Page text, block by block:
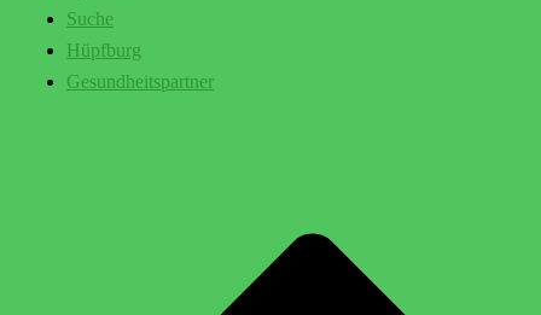
Suche
Hüpfburg
Gesundheitspartner